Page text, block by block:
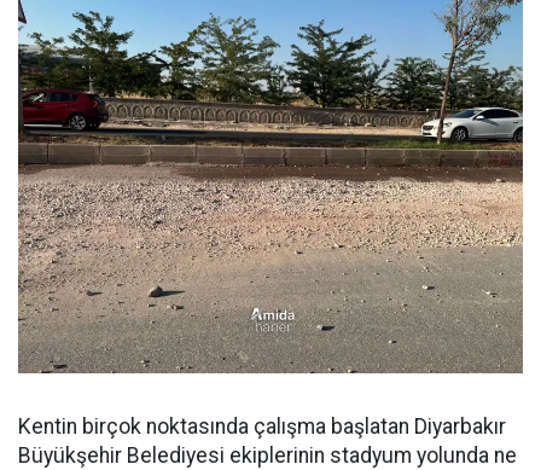
Kentin birçok noktasında çalışma başlatan Diyarbakır
Büyükşehir Belediyesi ekiplerinin stadyum yolunda ne